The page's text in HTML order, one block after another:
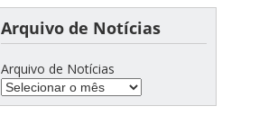
Arquivo de Notícias
Arquivo de Notícias